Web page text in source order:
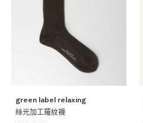
green label relaxing
絲光加工羅紋襪